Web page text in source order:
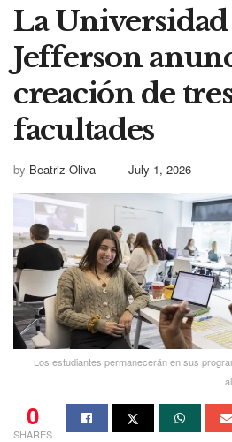
La
Jefferson
creación de
facultades
by Beatriz Oliva July 1, 2026
Los estudiantes permanecerán en sus
0
SHARES